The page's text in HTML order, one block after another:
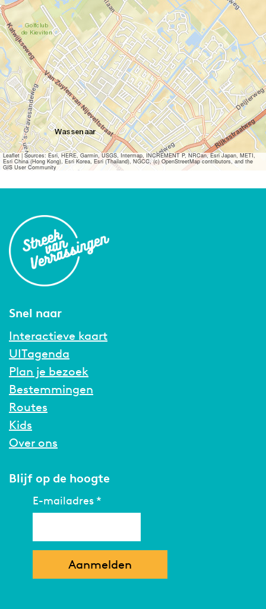
Leaflet|Sources: Esri, HERE, Garmin, USGS, Intermap, INCREMENT P, NRCan, Esri Japan, METI,
Esri China (Hong Kong), Esri Korea, Esri (Thailand), NGCC, (c) OpenStreetMap contributors, and the
GIS User Community
Snel naar
Interactieve kaart
UITagenda
Plan je bezoek
Bestemmingen
Routes
Kids
Over ons
Blijf op de hoogte
E-mailadres*